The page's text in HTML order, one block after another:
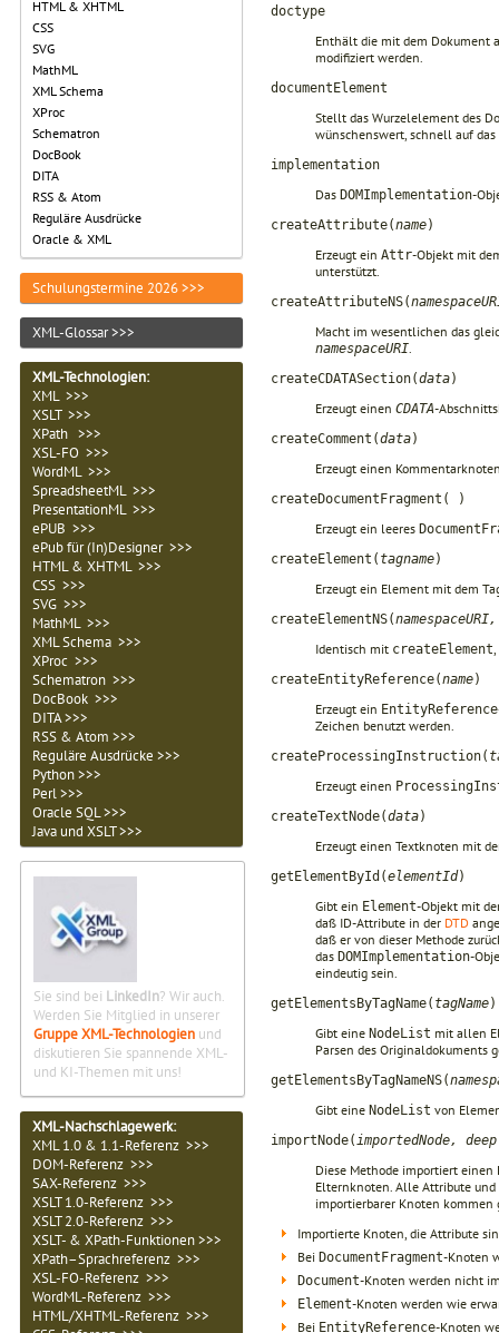
HTML & XHTML
CSS
SVG
MathML
XML Schema
XProc
Schematron
DocBook
DITA
RSS & Atom
Reguläre Ausdrücke
Oracle & XML
Schulungstermine 2026 >>>
XML-Glossar >>>
XML-Technologien:
XML >>>
XSLT >>>
XPath >>>
XSL-FO >>>
WordML >>>
SpreadsheetML >>>
PresentationML >>>
ePUB >>>
ePub für (In)Designer >>>
HTML & XHTML >>>
CSS >>>
SVG >>>
MathML >>>
XML Schema >>>
XProc >>>
Schematron >>>
DocBook >>>
DITA >>>
RSS & Atom >>>
Reguläre Ausdrücke >>>
Python >>>
Perl >>>
Oracle SQL >>>
Java und XSLT >>>
Sie sind bei LinkedIn? Wir auch.
Werden Sie Mitglied in unserer
Gruppe XML-Technologien und
diskutieren Sie spannende XML-
und KI-Themen mit uns!
XML-Nachschlagewerk:
XML 1.0 & 1.1-Referenz >>>
DOM-Referenz >>>
SAX-Referenz >>>
XSLT 1.0-Referenz >>>
XSLT 2.0-Referenz >>>
XSLT- & XPath-Funktionen >>>
XPath–Sprachreferenz >>>
XSL-FO-Referenz >>>
WordML-Referenz >>>
HTML/XHTML-Referenz >>>
doctype
Enthält die mit dem Dokument
modifiziert werden.
documentElement
Stellt das Wurzelelement des
wünschenswert, schnell auf
implementation
Das DOMImplementation-
createAttribute(name)
Erzeugt ein Attr-Objekt mit
unterstützt.
createAttributeNS(
Macht im wesentlichen das
namespaceURI.
createCDATASection(data)
Erzeugt einen CDATA-
createComment(data)
Erzeugt einen
createDocumentFragment( )
Erzeugt ein leeres
createElement( tagname)
Erzeugt ein Element mit dem
createElementNS(
Identisch mit createElement
createEntityReference(name)
Erzeugt ein EntityReference
Zeichen benutzt werden.
createProcessingInstruction(
Erzeugt einen
createTextNode(data)
Erzeugt einen Textknoten mit
getElementById(elementId)
Gibt ein Element-Objekt mit
daß ID-Attribute in der DTD
daß er von dieser Methode
das DOMImplementation-
eindeutig sein.
getElementsByTagName( tagName)
Gibt eine NodeList mit allen
Parsen des Originaldokuments
getElementsByTagNameNS(
Gibt eine NodeList von
importNode(importedNode, deep
Diese Methode importiert
Elternknoten. Alle Attribute
importierbarer Knoten kommen
Importierte Knoten, die Attribute
Bei DocumentFragment-Knoten
Document-Knoten werden nicht
Element-Knoten werden wie
Bei EntityReference-Knoten